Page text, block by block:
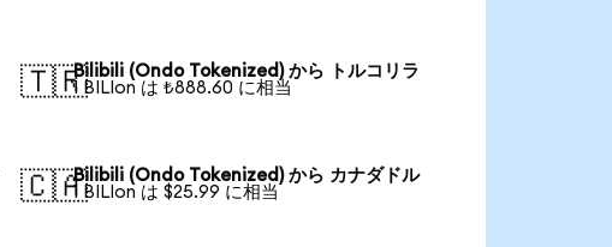
🇹🇷Bilibili (Ondo Tokenized) から トルコリラ
1 BILIon は ₺888.60 に相当
🇨🇦Bilibili (Ondo Tokenized) から カナダドル
1 BILIon は $25.99 に相当